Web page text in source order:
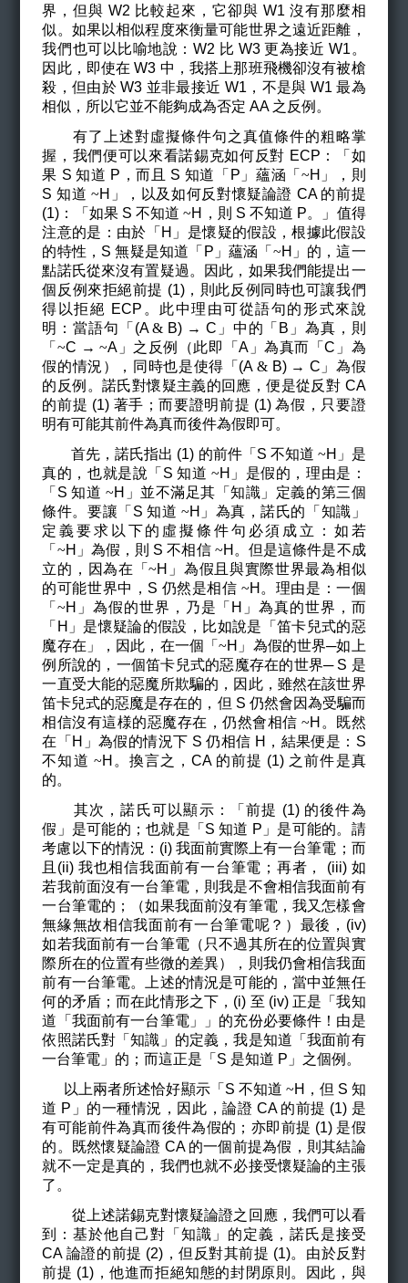
界，但與 W2 比較起來，它卻與 W1 沒有那麼相
似。如果以相似程度來衡量可能世界之遠近距離，
我們也可以比喻地說：W2 比 W3 更為接近 W1。
因此，即使在 W3 中，我搭上那班飛機卻沒有被槍
殺，但由於 W3 並非最接近 W1，不是與 W1 最為
相似，所以它並不能夠成為否定 AA 之反例。
有了上述對虛擬條件句之真值條件的粗略掌
握，我們便可以來看諾錫克如何反對 ECP：「如
果 S 知道 P，而且 S 知道「P」蘊涵「 ~H 」，則
S 知道 ~H 」，以及如何反對懷疑論證 CA 的前提
(1)：「如果 S 不知道~H
，則 S 不知道 P。」值得
注意的是：由於「H」是懷疑的假設，根據此假設
的特性，S 無疑是知道「P」蘊涵「 ~H 」的，這一
點諾氏從來沒有置疑過。因此，如果我們能提出一
個反例來拒絕前提 (1)，則此反例同時也可讓我們
得以拒絕 ECP。此中理由可從語句的形式來說
明：當語句「(A& B) → C」中的「B」為真，則
「 ~C →~A 」之反例（此即「A」為真而「C」為
假的情況），同時也是使得「(A &B) → C」為假
的反例。諾氏對懷疑主義的回應，便是從反對 CA
的前提 (1) 著手；而要證明前提 (1) 為假，只要證
明有可能其前件為真而後件為假即可。
首先，諾氏指出 (1) 的前件「S 不知道 ~H 」是
真的，也就是說「S 知道 ~H 」是假的，理由是：
「S 知道~H 」並不滿足其「知識」定義的第三個
條件。要讓「S 知道 ~H 」為真，諾氏的「知識」
定義要求以下的虛擬條件句必須成立：如若
「 ~H 」為假，則 S 不相信 ~H 。但是這條件是不成
立的，因為在「~H 」為假且與實際世界最為相似
的可能世界中，S 仍然是相信 ~H 。理由是：一個
「~H 」為假的世界，乃是「H」為真的世界，而
「H」是懷疑論的假設，比如說是「笛卡兒式的惡
魔存在」，因此，在一個「~H 」為假的世界─如上
例所說的，一個笛卡兒式的惡魔存在的世界─ S 是
一直受大能的惡魔所欺騙的，因此，雖然在該世界
笛卡兒式的惡魔是存在的，但 S 仍然會因為受騙而
相信沒有這様的惡魔存在，仍然會相信~H 。既然
在「H」為假的情況下 S 仍相信 H，結果便是：S
不知道 ~H 。換言之，CA 的前提 (1) 之前件是真
的。
其次，諾氏可以顯示：「前提 (1) 的後件為
假」是可能的；也就是「S 知道 P」是可能的。請
考慮以下的情況：(i) 我面前實際上有一台筆電；而
且(ii) 我也相信我面前有一台筆電；再者， (iii) 如
若我前面沒有一台筆電，則我是不會相信我面前有
一台筆電的；（如果我面前沒有筆電，我又怎樣會
無緣無故相信我面前有一台筆電呢？）最後，(iv)
如若我面前有一台筆電（只不過其所在的位置與實
際所在的位置有些微的差異），則我仍會相信我面
前有一台筆電。上述的情況是可能的，當中並無任
何的矛盾；而在此情形之下，(i) 至 (iv) 正是「我知
道「我面前有一台筆電」」的充份必要條件！由是
依照諾氏對「知識」的定義，我是知道「我面前有
一台筆電」的；而這正是「S 是知道 P」之個例。
以上兩者所述恰好顯示「S 不知道 ~H ，但 S 知
道 P」的一種情況，因此，論證 CA 的前提 (1) 是
有可能前件為真而後件為假的；亦即前提 (1) 是假
的。既然懷疑論證 CA 的一個前提為假，則其結論
就不一定是真的，我們也就不必接受懷疑論的主張
了。
從上述諾錫克對懷疑論證之回應，我們可以看
到：基於他自己對「知識」的定義，諾氏是接受
CA 論證的前提 (2)，但反對其前提 (1)。由於反對
前提 (1)，他進而拒絕知態的封閉原則。因此，與